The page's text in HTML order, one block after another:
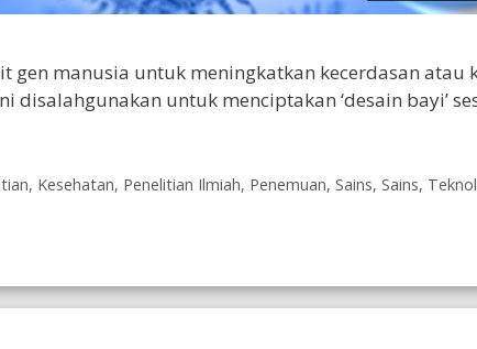
gen manusia untuk meningkatkan kecerdasan atau
disalahgunakan untuk menciptakan ‘desain bayi’
, Kesehatan, Penelitian Ilmiah, Penemuan, Sains, Sains,